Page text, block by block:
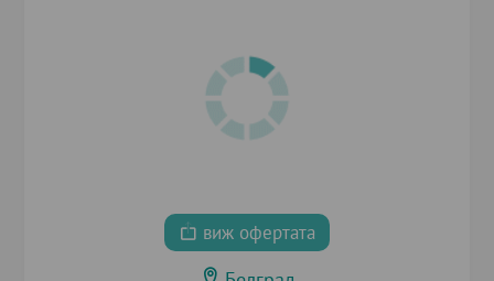
виж офертата